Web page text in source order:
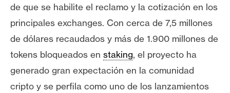
de que se habilite el reclamo y la cotización en los
principales exchanges. Con cerca de 7,5 millones
de dólares recaudados y más de 1.900 millones de
tokens bloqueados en staking, el proyecto ha
generado gran expectación en la comunidad
cripto y se perfila como uno de los lanzamientos